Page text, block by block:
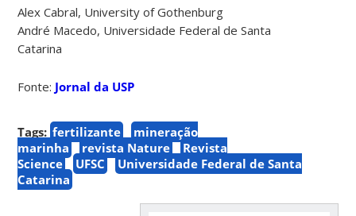
Alex Cabral, University of Gothenburg
André Macedo, Universidade Federal de Santa
Catarina
Fonte: Jornal da USP
Tags: fertilizante
mineração
marinha
revista Nature
Revista
Science
UFSC
Universidade Federal de Santa
Catarina